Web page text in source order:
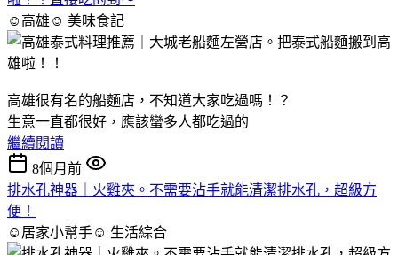
☺高雄☺ 美味食記
高雄很有名的船麵店，不知道大家吃過嗎！？
生意一直都很好，應該蠻多人都吃過的
繼續閱讀
8個月前
排水孔神器｜火雞夾。不需要沾手就能清潔排水孔，超級方
便！
☺居家小幫手☺ 生活綜合